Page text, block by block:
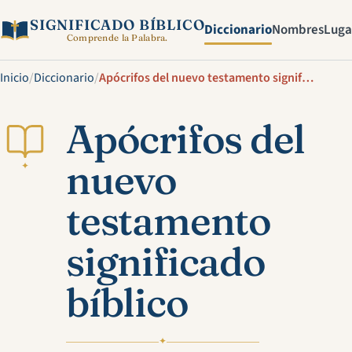
SIGNIFICADO BÍBLICO
Comprende la Palabra. DiccionarioNombres
Inicio/Diccionario/ Apócrifos del nuevo testamento significado bíblico
✦
Apócrifos del
nuevo
testamento
significado
bíblico
✦